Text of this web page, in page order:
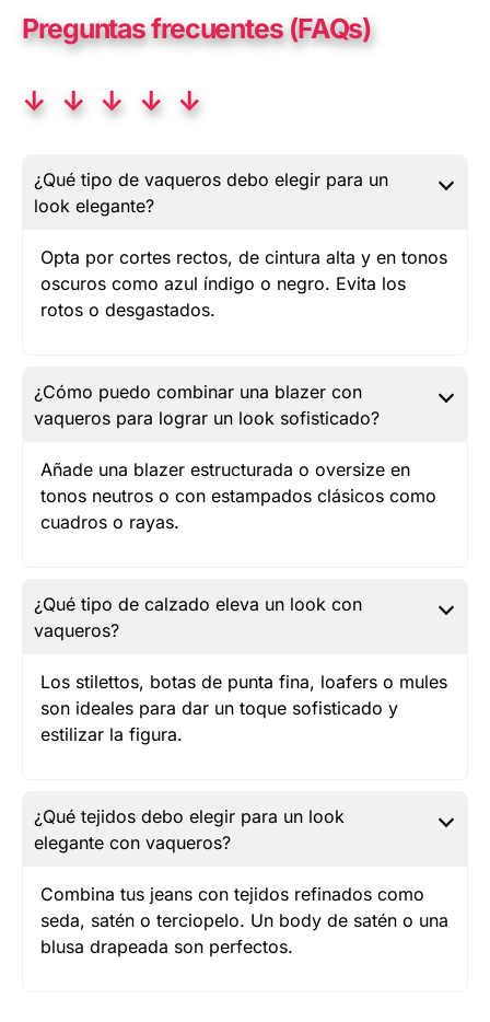
Preguntas frecuentes (FAQs)
↓ ↓ ↓ ↓ ↓
¿Qué tipo de vaqueros debo elegir para un
look elegante?
Opta por cortes rectos, de cintura alta y en tonos
oscuros como azul índigo o negro. Evita los
rotos o desgastados.
¿Cómo puedo combinar una blazer con
vaqueros para lograr un look sofisticado?
Añade una blazer estructurada o oversize en
tonos neutros o con estampados clásicos como
cuadros o rayas.
¿Qué tipo de calzado eleva un look con
vaqueros?
Los stilettos, botas de punta fina, loafers o mules
son ideales para dar un toque sofisticado y
estilizar la figura.
¿Qué tejidos debo elegir para un look
elegante con vaqueros?
Combina tus jeans con tejidos refinados como
seda, satén o terciopelo. Un body de satén o una
blusa drapeada son perfectos.